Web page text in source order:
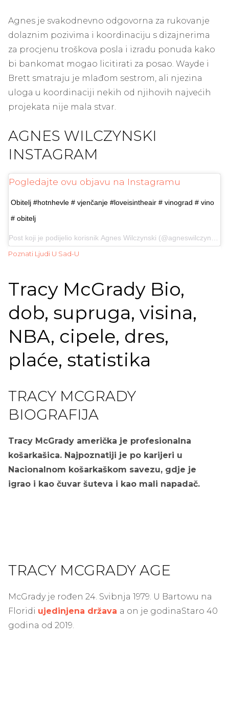
Agnes je svakodnevno odgovorna za rukovanje
dolaznim pozivima i koordinaciju s dizajnerima
za procjenu troškova posla i izradu ponuda kako
bi bankomat mogao licitirati za posao. Wayde i
Brett smatraju je mlađom sestrom, ali njezina
uloga u koordinaciji nekih od njihovih najvećih
projekata nije mala stvar.
AGNES WILCZYNSKI
INSTAGRAM
Pogledajte ovu objavu na Instagramu
Obitelj #hotnhevle # vjenčanje #loveisintheair # vinograd # vino
# obitelj
Post koji je podijelio korisnik Agnes Wilczynski (@agneswilczynski) 13. travnja 2019. u 13:38 PDT
Poznati Ljudi U Sad-U
Tracy McGrady Bio,
dob, supruga, visina,
NBA, cipele, dres,
plaće, statistika
TRACY MCGRADY
BIOGRAFIJA
Tracy McGrady američka je profesionalna
košarkašica. Najpoznatiji je po karijeri u
Nacionalnom košarkaškom savezu, gdje je
igrao i kao čuvar šuteva i kao mali napadač.
TRACY MCGRADY AGE
McGrady je rođen 24. Svibnja 1979. U Bartowu na
Floridi ujedinjena država a on je godinaStaro 40
godina od 2019.